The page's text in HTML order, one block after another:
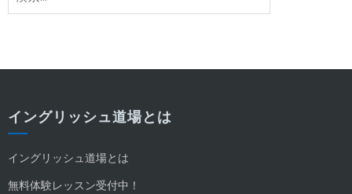
索:
イングリッシュ道場とは
イングリッシュ道場とは
無料体験レッスン受付中！